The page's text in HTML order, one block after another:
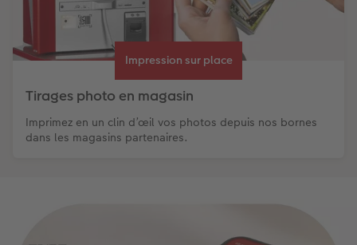
Impression sur place
Tirages photo en magasin
Imprimez en un clin d’œil vos photos depuis nos bornes
dans les magasins partenaires.